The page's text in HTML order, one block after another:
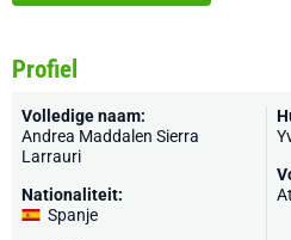
Profiel
Volledige naam:
Andrea Maddalen Sierra
Larrauri
Nationaliteit:
Spanje